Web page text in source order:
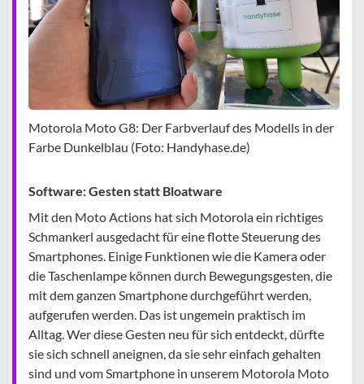
Motorola Moto G8: Der Farbverlauf des Modells in der
Farbe Dunkelblau (Foto: Handyhase.de)
Software: Gesten statt Bloatware
Mit den Moto Actions hat sich Motorola ein richtiges
Schmankerl ausgedacht für eine flotte Steuerung des
Smartphones. Einige Funktionen wie die Kamera oder
die Taschenlampe können durch Bewegungsgesten, die
mit dem ganzen Smartphone durchgeführt werden,
aufgerufen werden. Das ist ungemein praktisch im
Alltag. Wer diese Gesten neu für sich entdeckt, dürfte
sie sich schnell aneignen, da sie sehr einfach gehalten
sind und vom Smartphone in unserem Motorola Moto